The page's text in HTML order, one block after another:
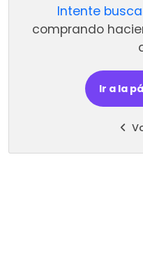
Intente
comprando
Ir a la